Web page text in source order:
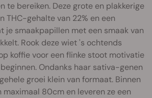
te bereiken. Deze grote en plakkerige
THC-gehalte van 22% en een
je smaakpapillen met een smaak van
Rook deze wiet 's ochtends
koffie voor een flinke stoot motivatie
Ondanks haar sativa-genen
groei klein van formaat. Binnen
80cm en leveren ze een